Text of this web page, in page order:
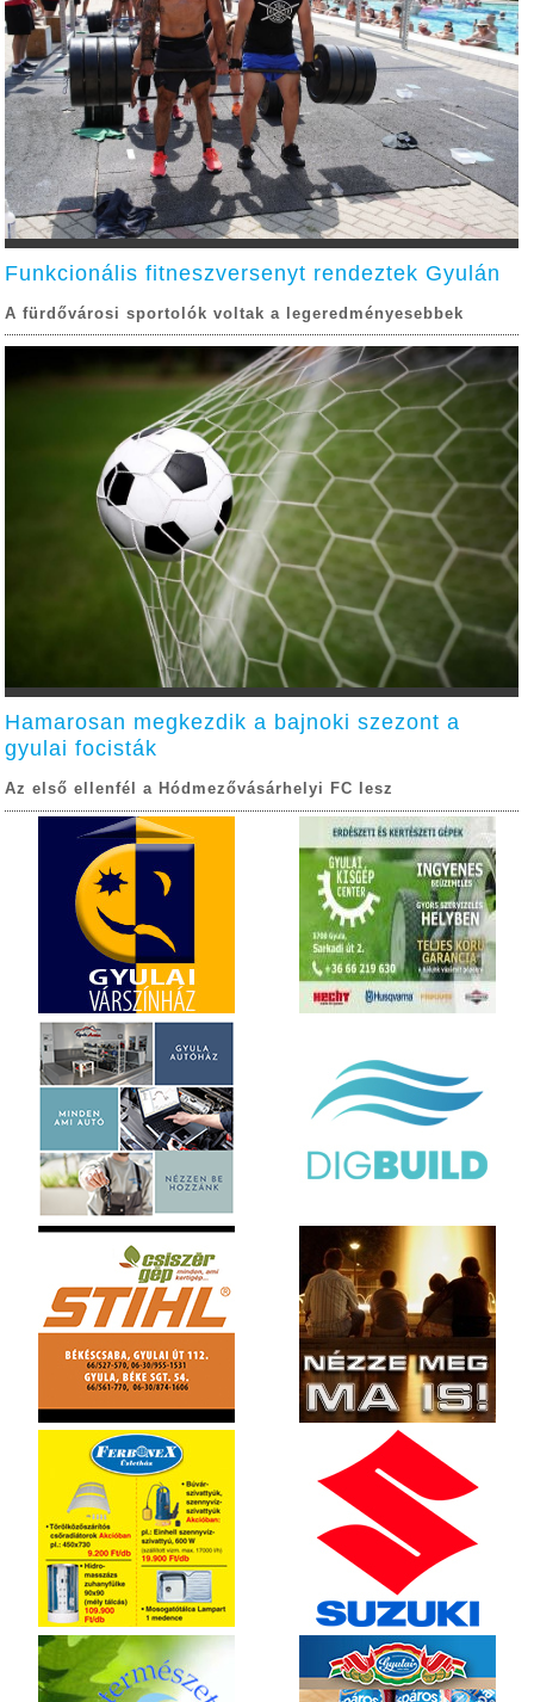
Funkcionális fitneszversenyt rendeztek Gyulán
A fürdővárosi sportolók voltak a legeredményesebbek
Hamarosan megkezdik a bajnoki szezont a
gyulai focisták
Az első ellenfél a Hódmezővásárhelyi FC lesz